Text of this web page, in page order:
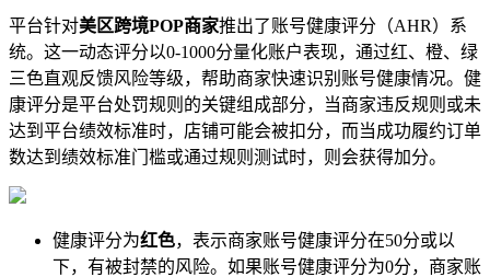
平台针对美区跨境POP商家推出了账号健康评分（AHR）系
统。这一动态评分以0-1000分量化账户表现，通过红、橙、绿
三色直观反馈风险等级，帮助商家快速识别账号健康情况。健
康评分是平台处罚规则的关键组成部分，当商家违反规则或未
达到平台绩效标准时，店铺可能会被扣分，而当成功履约订单
数达到绩效标准门槛或通过规则测试时，则会获得加分。
健康评分为红色，表示商家账号健康评分在50分或以
下，有被封禁的风险。如果账号健康评分为0分，商家账